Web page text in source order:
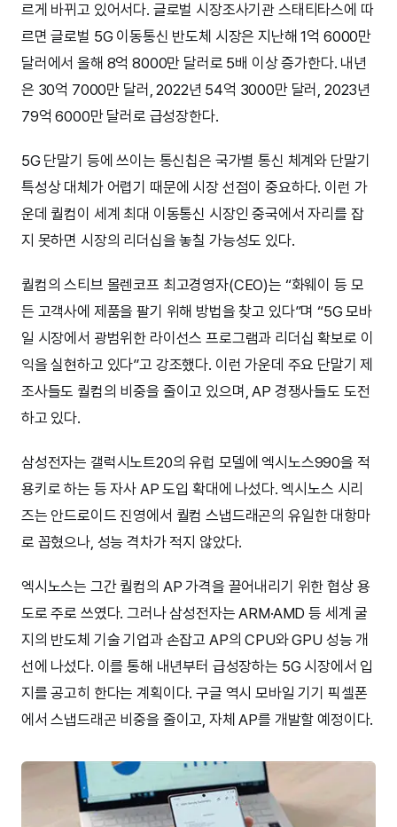
르게 바뀌고 있어서다. 글로벌 시장조사기관 스태티타스에 따
르면 글로벌 5G 이동통신 반도체 시장은 지난해 1억 6000만
달러에서 올해 8억 8000만 달러로 5배 이상 증가한다. 내년
은 30억 7000만 달러, 2022년 54억 3000만 달러, 2023년
79억 6000만 달러로 급성장한다.
5G 단말기 등에 쓰이는 통신칩은 국가별 통신 체계와 단말기
특성상 대체가 어렵기 때문에 시장 선점이 중요하다. 이런 가
운데 퀄컴이 세계 최대 이동통신 시장인 중국에서 자리를 잡
지 못하면 시장의 리더십을 놓칠 가능성도 있다.
퀄컴의 스티브 몰렌코프 최고경영자(CEO)는 “화웨이 등 모
든 고객사에 제품을 팔기 위해 방법을 찾고 있다”며 “5G 모바
일 시장에서 광범위한 라이선스 프로그램과 리더십 확보로 이
익을 실현하고 있다”고 강조했다. 이런 가운데 주요 단말기 제
조사들도 퀄컴의 비중을 줄이고 있으며, AP 경쟁사들도 도전
하고 있다.
삼성전자는 갤럭시노트20의 유럽 모델에 엑시노스990을 적
용키로 하는 등 자사 AP 도입 확대에 나섰다. 엑시노스 시리
즈는 안드로이드 진영에서 퀄컴 스냅드래곤의 유일한 대항마
로 꼽혔으나, 성능 격차가 적지 않았다.
엑시노스는 그간 퀄컴의 AP 가격을 끌어내리기 위한 협상 용
도로 주로 쓰였다. 그러나 삼성전자는 ARM·AMD 등 세계 굴
지의 반도체 기술 기업과 손잡고 AP의 CPU와 GPU 성능 개
선에 나섰다. 이를 통해 내년부터 급성장하는 5G 시장에서 입
지를 공고히 한다는 계획이다. 구글 역시 모바일 기기 픽셀폰
에서 스냅드래곤 비중을 줄이고, 자체 AP를 개발할 예정이다.